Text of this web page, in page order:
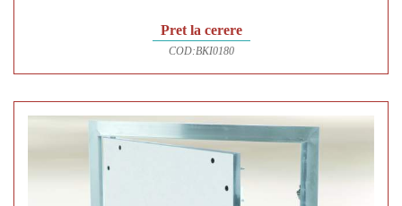
Pret la cerere
COD:BKI0180